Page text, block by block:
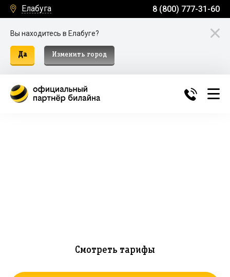
Елабуга 8 (800) 777-31-60
Вы находитесь в Елабуге?
Да Изменить город
Смотреть тарифы